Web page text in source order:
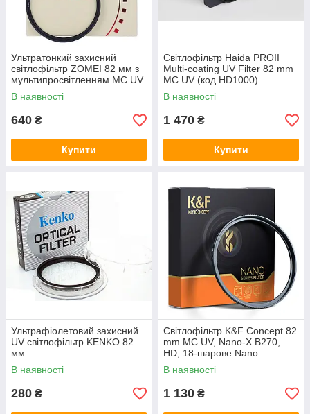
Ультратонкий захисний
світлофільтр ZOMEI 82 мм з
мультипросвітленням MC UV
- Slim
В наявності
640 ₴
Купити
Світлофільтр Haida PROII
Multi-coating UV Filter 82 mm
MC UV (код HD1000)
В наявності
1 470 ₴
Купити
Ультрафіолетовий захисний
UV світлофільтр KENKO 82
мм
В наявності
280 ₴
Світлофільтр K&F Concept 82
mm MC UV, Nano-X B270,
HD, 18-шарове Nano
покриття
В наявності
1 130 ₴